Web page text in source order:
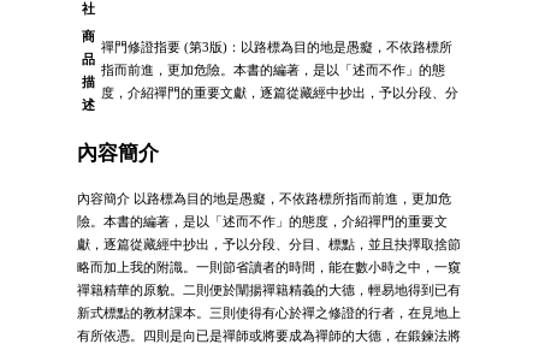
社
商
品
描
述
禪門修證指要 (第3版)：以路標為目的地是愚癡，不依路標所
指而前進，更加危險。本書的編著，是以「述而不作」的態
度，介紹禪門的重要文獻，逐篇從藏經中抄出，予以分段、分
內容簡介
內容簡介 以路標為目的地是愚癡，不依路標所指而前進，更加危
險。本書的編著，是以「述而不作」的態度，介紹禪門的重要文
獻，逐篇從藏經中抄出，予以分段、分目、標點，並且抉擇取捨節
略而加上我的附識。一則節省讀者的時間，能在數小時之中，一窺
禪籍精華的原貌。二則便於闡揚禪籍精義的大德，輕易地得到已有
新式標點的教材課本。三則使得有心於禪之修證的行者，在見地上
有所依憑。四則是向已是禪師或將要成為禪師的大德，在鍛鍊法將